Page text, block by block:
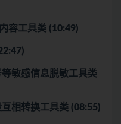
容工具类 (10:49)
敏感信息脱敏工具类
相转换工具类 (08:55)